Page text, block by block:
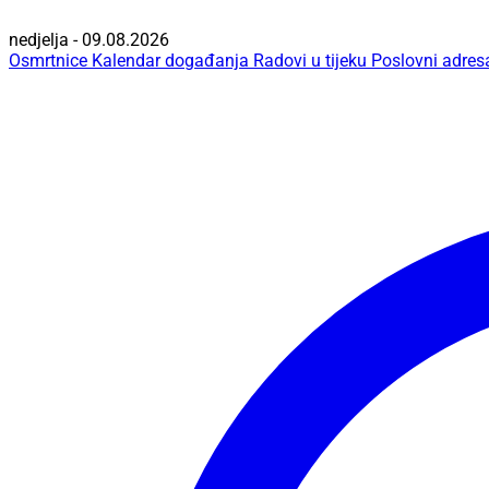
nedjelja - 09.08.2026
Osmrtnice Kalendar događanja Radovi u tijeku Poslovni